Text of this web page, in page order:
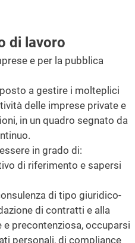
di lavoro
e per la pubblica
a gestire i molteplici
delle imprese private e
in un quadro segnato da
in grado di:
di riferimento e sapersi
di tipo giuridico-
di contratti e alla
precontenziosa, occuparsi
personali, di compliance